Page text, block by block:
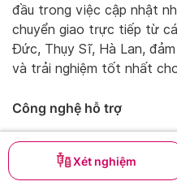
Xét nghiệm
đầu trong việc cập nhật
chuyển giao trực tiếp từ
Đức, Thụy Sĩ, Hà Lan,
và trải nghiệm tốt nhất
Công nghệ hỗ trợ
Nha khoa Gò Vấp luôn
bị hiện đại, giúp quá trình